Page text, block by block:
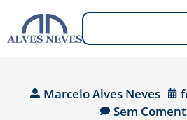
Marcelo Alves Neves
Sem